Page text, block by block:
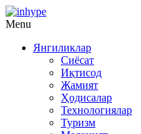
Menu
Янгиликлар
Сиёсат
Иқтисод
Жамият
Ҳодисалар
Технологиялар
Туризм